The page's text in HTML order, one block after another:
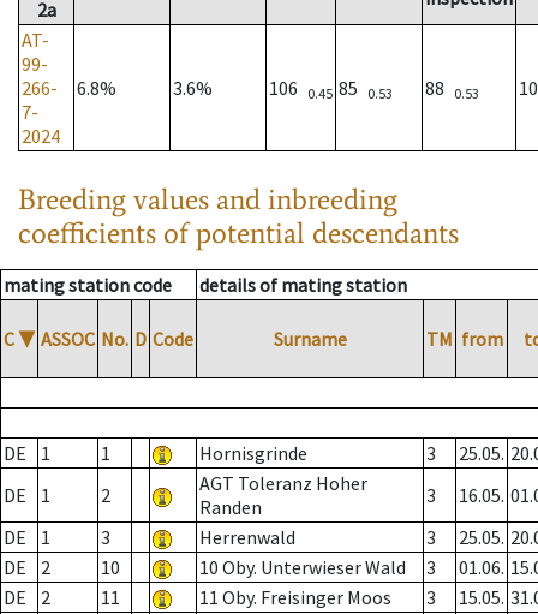
2a
AT-
99-
266-
7-
2024
6.8% 3.6% 106 0.45 85 0.53 88 0.53
Breeding values and inbreeding
coefficients of potential descendants
mating station code details of mating station
C ▼ ASSOC No. D Code Surname TM from
DE 1 1 Hornisgrinde 3 25.05.
DE
1 2
AGT Toleranz Hoher
Randen
3 16.05.
DE
1 3 Herrenwald 3 25.05.
DE
2 10 10 Oby. Unterwieser Wald 3 01.06.
DE
2 11 11 Oby. Freisinger Moos 3 15.05.